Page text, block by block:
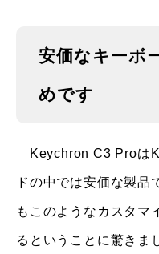
安価なキーボ
めです
Keychron C3 Proは
ドの中では安価な製品
もこのようなカスタマ
るということに驚きま